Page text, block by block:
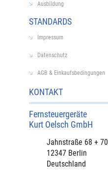
KONTAKT
Fernsteuergeräte
Kurt Oelsch GmbH​
​Jahnstraße 68 + 70
12347 Berlin
Deutschland
Ausbildung
STANDARDS
Impressum
Datenschutz
AGB & Einkaufsbedingungen